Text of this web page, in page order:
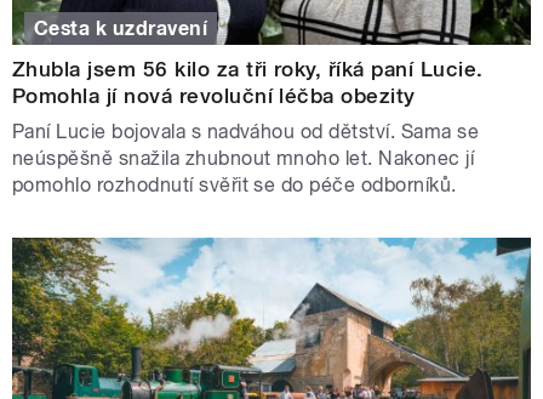
Cesta k uzdravení
Zhubla jsem 56 kilo za tři roky, říká paní Lucie.
Pomohla jí nová revoluční léčba obezity
Paní Lucie bojovala s nadváhou od dětství. Sama se
neúspěšně snažila zhubnout mnoho let. Nakonec jí
pomohlo rozhodnutí svěřit se do péče odborníků.